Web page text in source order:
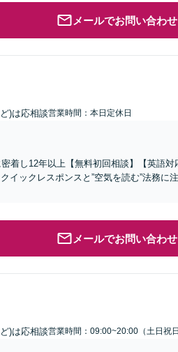
メールでお問い合わせ
)は応相談営業時間：本日定休日
着し12年以上【無料初回相談】【英語
イックレスポンスと”空気を読む”法務に
メールでお問い合わせ
)は応相談営業時間：09:00~20:00（土日祝日